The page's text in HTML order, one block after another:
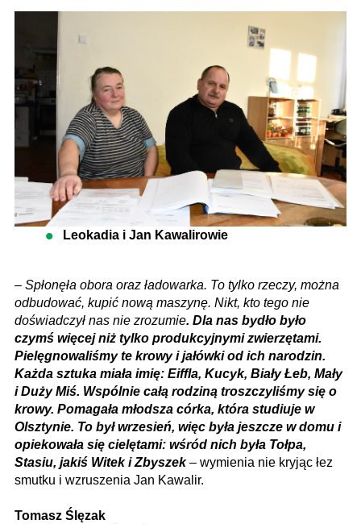
Leokadia i Jan Kawalirowie
– Spłonęła obora oraz ładowarka. To tylko rzeczy, można
odbudować, kupić nową maszynę. Nikt, kto tego nie
doświadczył nas nie zrozumie. Dla nas bydło było
czymś więcej niż tylko produkcyjnymi zwierzętami.
Pielęgnowaliśmy te krowy i jałówki od ich narodzin.
Każda sztuka miała imię: Eiffla, Kucyk, Biały Łeb, Mały
i Duży Miś. Wspólnie całą rodziną troszczyliśmy się o
krowy. Pomagała młodsza córka, która studiuje w
Olsztynie. To był wrzesień, więc była jeszcze w domu i
opiekowała się cielętami: wśród nich była Tołpa,
Stasiu, jakiś Witek i Zbyszek– wymienia nie kryjąc łez
smutku i wzruszenia Jan Kawalir.
Tomasz Ślęzak